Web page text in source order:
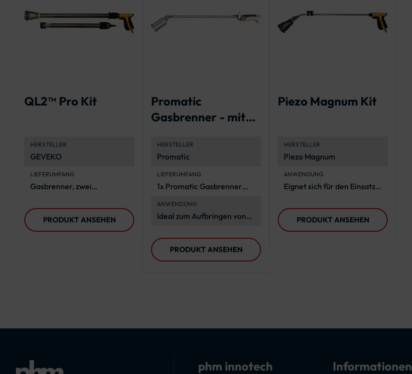
QL2™ Pro Kit
HERSTELLER
GEVEKO
LIEFERUMFANG
Gasbrenner, zwei
Regler, Schlauch,
Gasflaschen-Anschluss,
Griffstück, Transportkoffer
PRODUKT ANSEHEN
Promatic
Gasbrenner - mit
HERSTELLER
Promatic
LIEFERUMFANG
1x Promatic Gasbrenner
ANWENDUNG
Ideal zum Aufbringen von
PRODUKT ANSEHEN
Piezo Magnum Kit
HERSTELLER
Piezo Magnum
ANWENDUNG
Eignet sich für den Einsatz
Thermoplastik
PRODUKT ANSEHEN
phm innotech Informationen